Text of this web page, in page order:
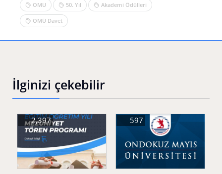
OMU 50. Yıl Akademi Ödülleri
OMÜ Davet
İlginizi çekebilir
2,397 597